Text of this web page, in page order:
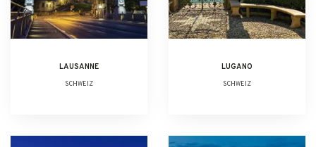
LAUSANNE
SCHWEIZ
LUGANO
SCHWEIZ